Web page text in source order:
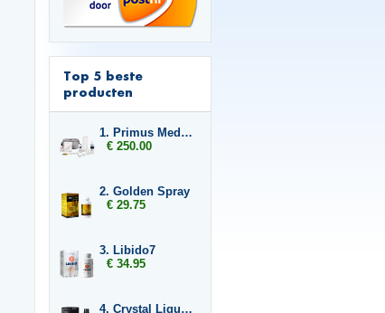
Top 5 beste
producten
1. Primus Medische erectiepomp
€ 250.00
2. Golden Spray
€ 29.75
3. Libido7
€ 34.95
4. Crystal Liquid Pleasure